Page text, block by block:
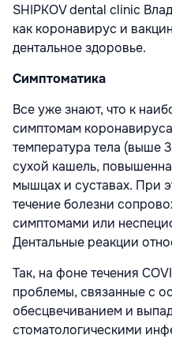
SHIPKOV dental clinic
как коронавирус и
дентальное здоровье.
Симптоматика
Все уже знают, что к
симптомам
температура тела (выше
сухой кашель,
мышцах и суставах. При
течение болезни
симптомами или
Дентальные реакции
Так, на фоне течения
проблемы, связанные с
обесцвечиванием и
стоматологическими